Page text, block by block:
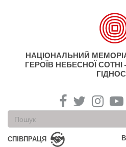
НАЦІОНАЛЬНИЙ
ГЕРОЇВ НЕБЕСНОЇ
Пошукова
форма
Пошук
СПІВПРАЦЯ